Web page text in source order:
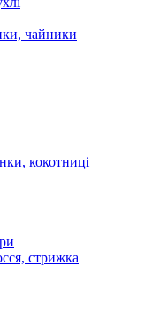
чайники
кокотниці
стрижка